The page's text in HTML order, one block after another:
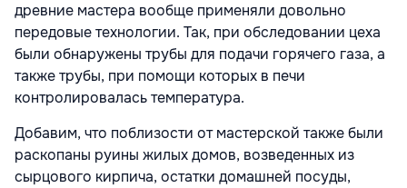
древние мастера вообще применяли довольно
передовые технологии. Так, при обследовании цеха
были обнаружены трубы для подачи горячего газа, а
также трубы, при помощи которых в печи
контролировалась температура.
Добавим, что поблизости от мастерской также были
раскопаны руины жилых домов, возведенных из
сырцового кирпича, остатки домашней посуды,